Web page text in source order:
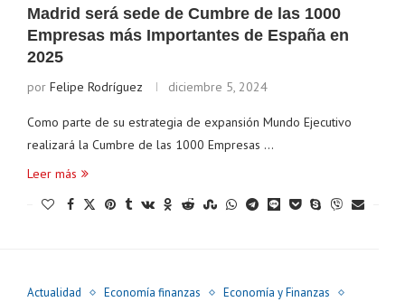
Madrid será sede de Cumbre de las 1000
Empresas más Importantes de España en
2025
por Felipe Rodríguez diciembre 5, 2024
Como parte de su estrategia de expansión Mundo Ejecutivo
realizará la Cumbre de las 1000 Empresas …
Leer más
Actualidad Economía finanzas
Economía y Finanzas
Ethereum (ETH) $ 1,900.69 Tether (USDT) $ 0.999243